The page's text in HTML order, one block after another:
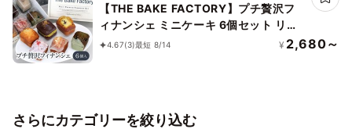
【THE BAKE FACTORY】プチ贅沢フ
ィナンシェ ミニケーキ 6個セット リニ
ュアル TBF お中元2026
4.67(3)最短 8/14 ¥ 2,680～
さらにカテゴリーを絞り込む